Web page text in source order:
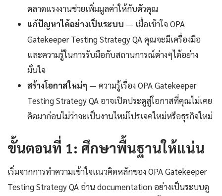
ตลาดแรงงานช่วยเพิ่มมูลค่าให้กับตัวคุณ
แก้ปัญหาได้อย่างเป็นระบบ — เมื่อเข้าใจ OPA
Gatekeeper Testing Strategy QA คุณจะมีเครื่องมือ
และความรู้ในการรับมือกับสถานการณ์ต่างๆได้อย่าง
มั่นใจ
สร้างโอกาสใหม่ๆ — ความรู้เรื่อง OPA Gatekeeper
Testing Strategy QA อาจเปิดประตูสู่โอกาสที่คุณไม่เคย
คิดมาก่อนไม่ว่าจะเป็นงานใหม่โปรเจคใหม่หรือธุรกิจใหม่
ขั้นตอนที่ 1: ศึกษาพื้นฐานให้แน่น
เริ่มจากการทำความเข้าใจแนวคิดหลักของ OPA Gatekeeper
Testing Strategy QA อ่าน documentation อย่างเป็นระบบดู